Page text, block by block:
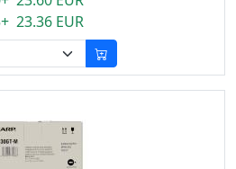
23.36 EUR